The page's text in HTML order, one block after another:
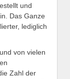
und
Das Ganze
lediglich
von vielen
Zahl der